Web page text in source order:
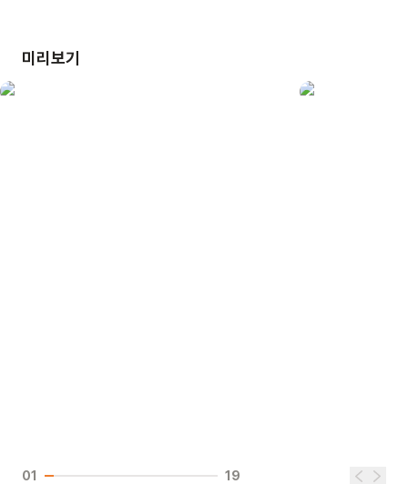
속에서 따뜻한 마음과 용기를 얻어 씩씩하게 자라나길 바랍니다.
미리보기
01 19